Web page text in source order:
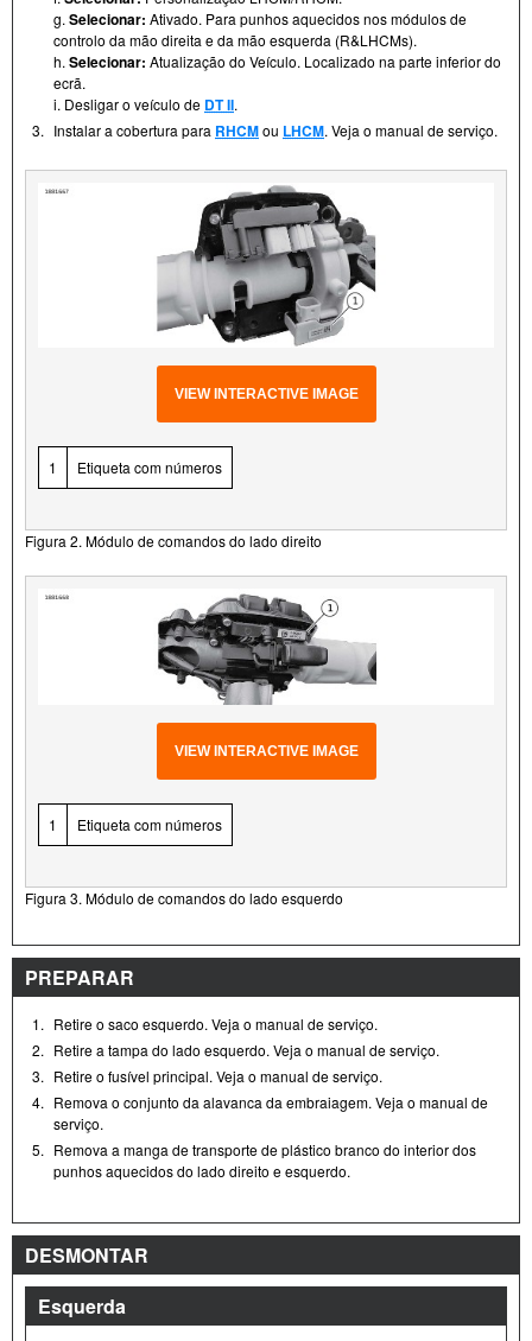
g. Selecionar: Ativado. Para punhos aquecidos nos módulos de
controlo da mão direita e da mão esquerda (R&LHCMs).
h. Selecionar: Atualização do Veículo. Localizado na parte inferior do
ecrã.
i. Desligar o veículo de DT II.
3. Instalar a cobertura para RHCMou LHCM. Veja o manual de serviço.
VIEW INTERACTIVE IMAGE
1 Etiqueta com números
Figura 2. Módulo de comandos do lado direito
VIEW INTERACTIVE IMAGE
1 Etiqueta com números
Figura 3. Módulo de comandos do lado esquerdo
PREPARAR
1. Retire o saco esquerdo. Veja o manual de serviço.
2. Retire a tampa do lado esquerdo. Veja o manual de serviço.
3. Retire o fusível principal. Veja o manual de serviço.
4. Remova o conjunto da alavanca da embraiagem. Veja o manual de
serviço.
5. Remova a manga de transporte de plástico branco do interior dos
punhos aquecidos do lado direito e esquerdo.
DESMONTAR
Esquerda